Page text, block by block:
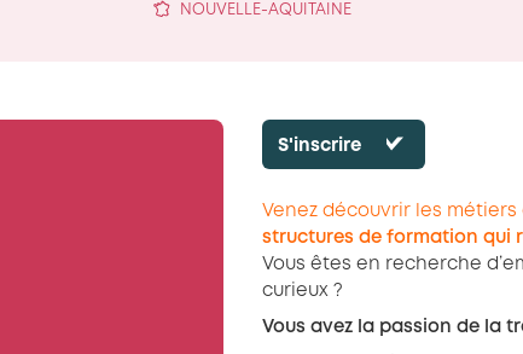
NOUVELLE-AQUITAINE
S'inscrire
Venez découvrir les
structures de formation qui
Vous êtes en recherche
curieux ?
Vous avez la passion de la